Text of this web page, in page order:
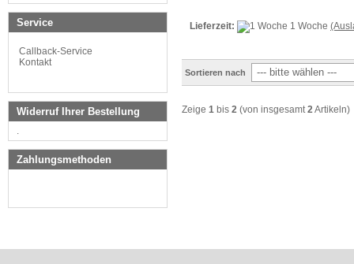
Lieferzeit: 1 Woche
Sortieren nach
Zeige 1 bis 2 (von insgesamt 2 Artikeln)
Service
Callback-Service
Kontakt
Widerruf Ihrer Bestellung
.
Zahlungsmethoden